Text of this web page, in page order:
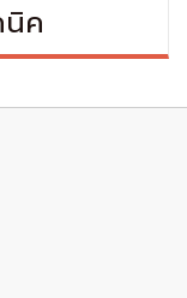
นิค